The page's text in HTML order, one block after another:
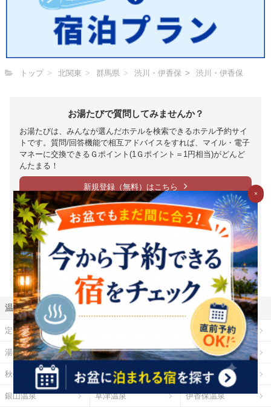
トップ 北関東 群馬県 渋川・伊香保 渋川・伊香保
お湯たびで質問してみませんか？
お湯たびは、みんなが選んだホテルを検索できるホテル予約サイ
トです。質問/回答機能で相互アドバイスをすれば、マイル・電子
マネーに交換できるＧポイント(1Ｇポイント＝1円相当)がどんど
んたまる！
新規登録（無料）はこちら
※1Ｇ＝1円相当は、Ｇポイントの価値の目安となります。ポイント
交換時には、原則として交換手数料が発生します。（一部の交換パ
ートナーを除く）また、交換レートや最低交換数量がパートナーご
とに設定されているため、実質的には1円相当を下回ります。（一部
下回らない場合もございます）詳細は各パートナー毎の交換詳細ペ
ージをご確認ください。
温泉地から探す
定山渓温泉 十勝川温泉
湯の川温泉（北海道） 乳頭温泉 鳴子温泉
秋保温泉 東山温泉 蔵王温泉
銀山温泉 草津温泉 伊香保温泉
×